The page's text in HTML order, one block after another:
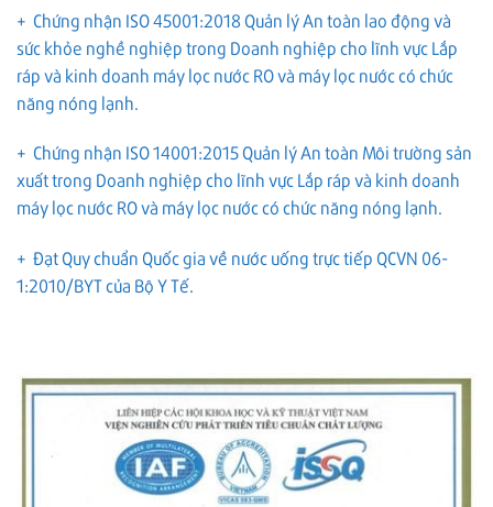
+ Chứng nhận ISO 45001:2018 Quản lý An toàn lao động và
sức khỏe nghề nghiệp trong Doanh nghiệp cho lĩnh vực Lắp
ráp và kinh doanh máy lọc nước RO và máy lọc nước có chức
năng nóng lạnh.
+ Chứng nhận ISO 14001:2015 Quản lý An toàn Môi trường sản
xuất trong Doanh nghiệp cho lĩnh vực Lắp ráp và kinh doanh
máy lọc nước RO và máy lọc nước có chức năng nóng lạnh.
+ Đạt Quy chuẩn Quốc gia về nước uống trực tiếp QCVN 06-
1:2010/BYT của Bộ Y Tế.